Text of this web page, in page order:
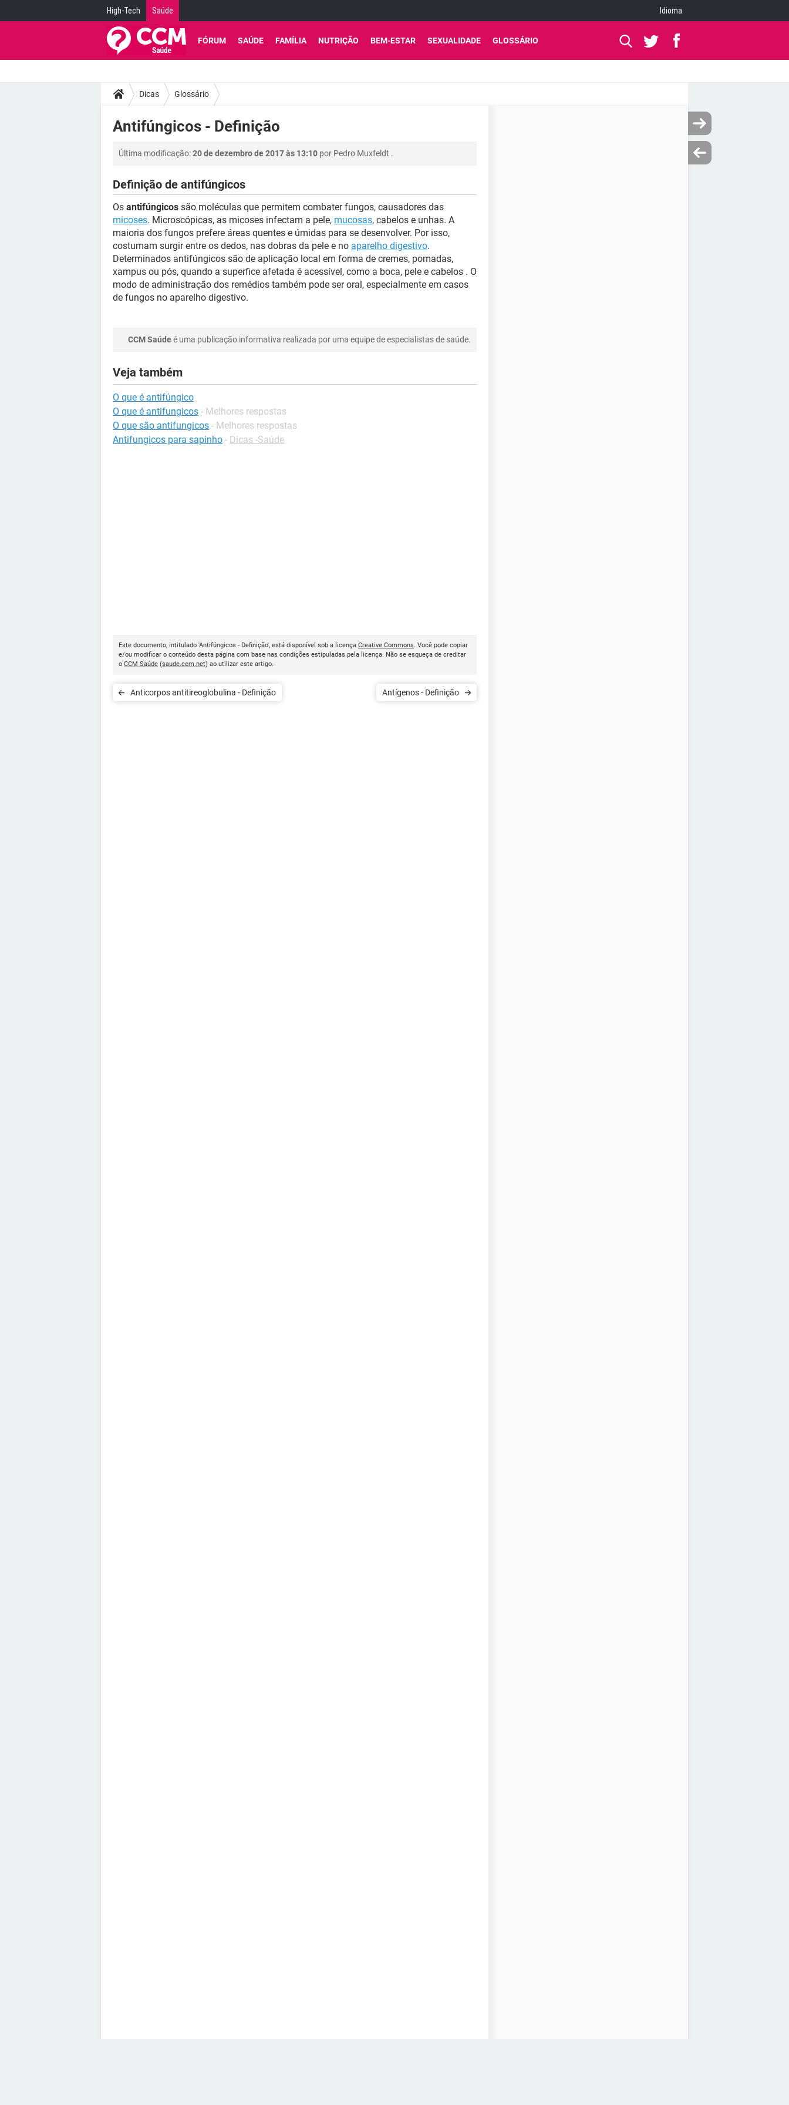
High-Tech Saúde Idioma
FÓRUM SAÚDE FAMÍLIA NUTRIÇÃO BEM-ESTAR SEXUALIDADE GLOSSÁRIO
Dicas Glossário
Antifúngicos - Definição
Última modificação:20 de dezembro de 2017 às 13:10 por Pedro Muxfeldt .
Definição de antifúngicos
Os antifúngicos são moléculas que permitem combater fungos, causadores das
micoses. Microscópicas, as micoses infectam a pele, mucosas, cabelos e unhas. A
maioria dos fungos prefere áreas quentes e úmidas para se desenvolver. Por isso,
costumam surgir entre os dedos, nas dobras da pele e no aparelho digestivo.
Determinados antifúngicos são de aplicação local em forma de cremes, pomadas,
xampus ou pós, quando a superfice afetada é acessível, como a boca, pele e cabelos . O
modo de administração dos remédios também pode ser oral, especialmente em casos
de fungos no aparelho digestivo.
CCM Saúdeé uma publicação informativa realizada por uma equipe de especialistas de saúde.
Veja também
O que é antifúngico
O que é antifungicos - Melhores respostas
O que são antifungicos - Melhores respostas
Antifungicos para sapinho - Dicas -Saúde
Este documento, intitulado 'Antifúngicos - Definição', está disponível sob a licença Creative Commons. Você pode copiar
e/ou modificar o conteúdo desta página com base nas condições estipuladas pela licença. Não se esqueça de creditar
o CCM Saúde (saude.ccm.net) ao utilizar este artigo.
Anticorpos antitireoglobulina - Definição Antígenos - Definição